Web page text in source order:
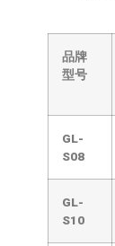
品牌
型号
GL-
S08
GL-
S10